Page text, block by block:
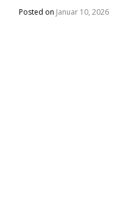
Posted on Januar 10, 2026